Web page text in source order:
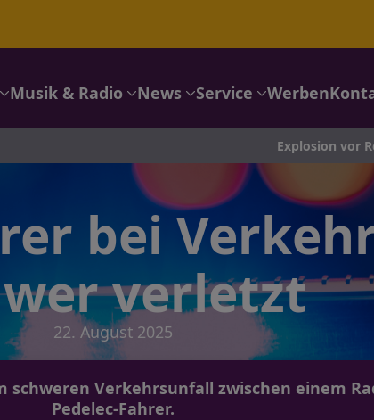
Musik & Radio News Service Werben
vor Restaurant in Hagen-Hohenlimburg:
bei
verletzt
22. August 2025
schweren Verkehrsunfall zwischen einem
Pedelec-Fahrer.